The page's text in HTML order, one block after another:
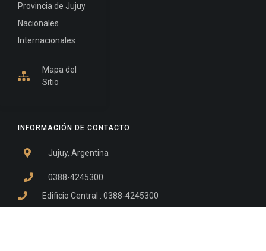
INFORMACIÓN DE CONTACTO
Jujuy, Argentina
0388-4245300
Edificio Central : 0388-4245300
Provincia de Jujuy
Nacionales
Internacionales
Mapa del
Sitio